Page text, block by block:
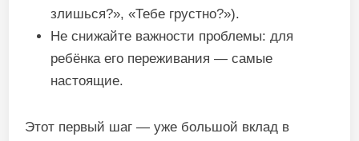
злишься?», «Тебе грустно?»).
Не снижайте важности проблемы: для
ребёнка его переживания — самые
настоящие.
Этот первый шаг — уже большой вклад в